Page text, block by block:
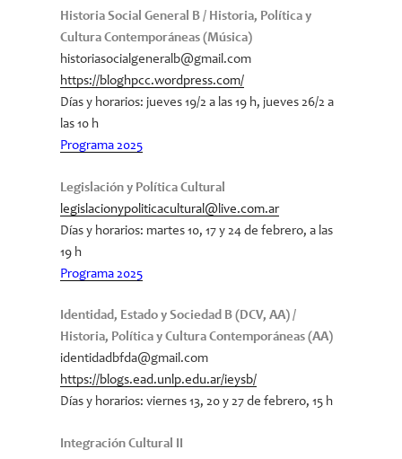
Historia Social General B / Historia, Política y
Cultura Contemporáneas (Música)
historiasocialgeneralb@gmail.com
https://bloghpcc.wordpress.com/
Días y horarios: jueves 19/2 a las 19 h, jueves 26/2 a
las 10 h
Programa 2025
Legislación y Política Cultural
legislacionypoliticacultural@live.com.ar
Días y horarios: martes 10, 17 y 24 de febrero, a las
19 h
Programa 2025
Identidad, Estado y Sociedad B (DCV, AA) /
Historia, Política y Cultura Contemporáneas (AA)
identidadbfda@gmail.com
https://blogs.ead.unlp.edu.ar/ieysb/
Días y horarios: viernes 13, 20 y 27 de febrero, 15 h
Integración Cultural II